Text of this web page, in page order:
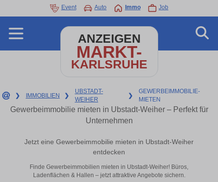
Event Auto Immo Job
ANZEIGEN
MARKT-
KARLSRUHE
❯ IMMOBILIEN ❯
UBSTADT-
WEIHER
❯
GEWERBEIMMOBILIE-
MIETEN
Gewerbeimmobilie mieten in Ubstadt-Weiher – Perfekt für
Unternehmen
Jetzt eine Gewerbeimmobilie mieten in Ubstadt-Weiher
entdecken
Finde Gewerbeimmobilien mieten in Ubstadt-Weiher! Büros,
Ladenflächen & Hallen – jetzt attraktive Angebote sichern.